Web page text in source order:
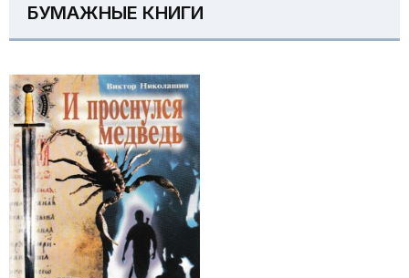
БУМАЖНЫЕ КНИГИ